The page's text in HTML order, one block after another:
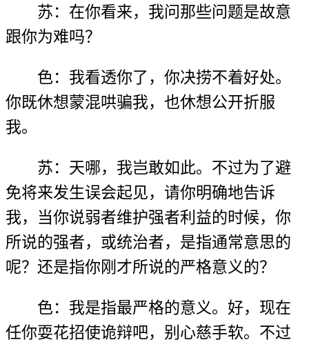
苏：在你看来，我问那些问题是故意
跟你为难吗？
色：我看透你了，你决捞不着好处。
你既休想蒙混哄骗我，也休想公开折服
我。
苏：天哪，我岂敢如此。不过为了避
免将来发生误会起见，请你明确地告诉
我，当你说弱者维护强者利益的时候，你
所说的强者，或统治者，是指通常意思的
呢？还是指你刚才所说的严格意义的？
色：我是指最严格的意义。好，现在
任你耍花招使诡辩吧，别心慈手软。不过